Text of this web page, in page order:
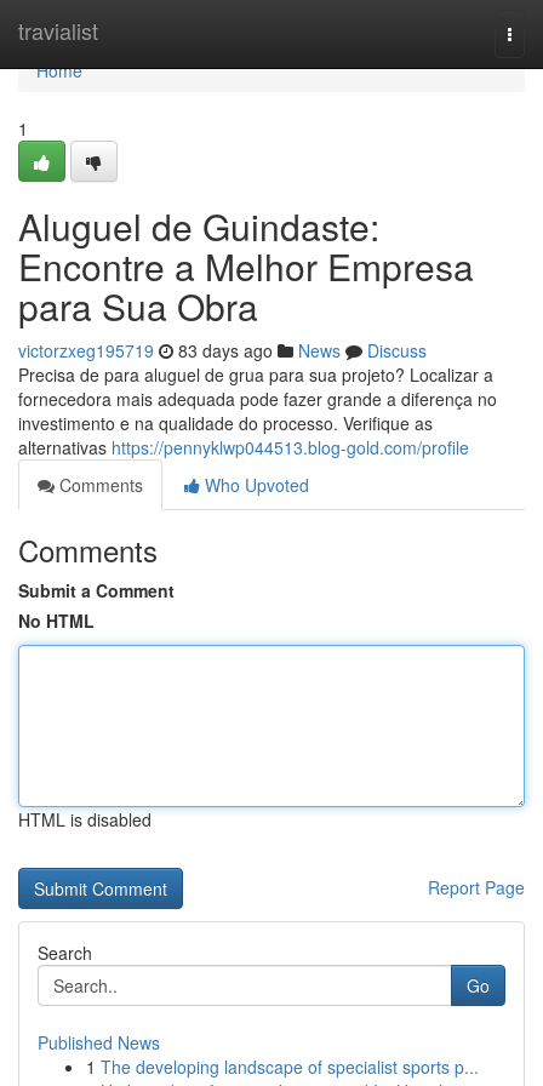
travialist
Home
Home
1
Aluguel de Guindaste:
Encontre a Melhor Empresa
para Sua Obra
victorzxeg195719 83 days ago News
Discuss
Precisa de para aluguel de grua para sua projeto? Localizar a
fornecedora mais adequada pode fazer grande a diferença no
investimento e na qualidade do processo. Verifique as
alternativas https://pennyklwp044513.blog-gold.com/profile
Comments
Who Upvoted
Comments
Submit a Comment
No HTML
HTML is disabled
Report Page
Search
Go
Published News
1 The developing landscape of specialist sports p...